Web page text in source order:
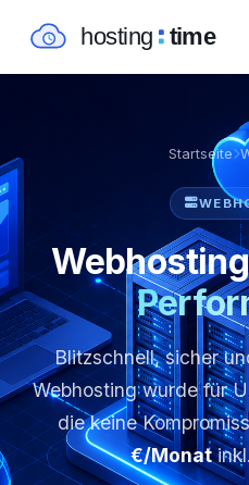
Startseite
Blitzschnell, sicher
Webhosting wurde für
die keine
€/Monat